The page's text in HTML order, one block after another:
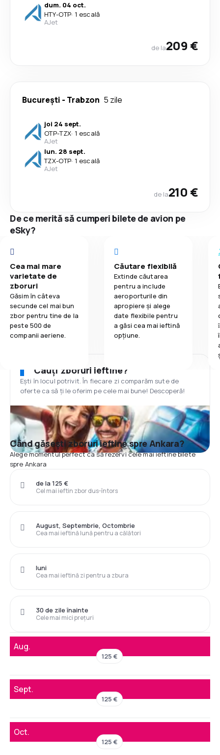
dum. 04 oct.
HTY-OTP· 1 escală
AJet
de la209 €
București - Trabzon 5 zile
joi 24 sept.
OTP-TZX· 1 escală
AJet
lun. 28 sept.
TZX-OTP· 1 escală
AJet
de la210 €
De ce merită să cumperi bilete de avion pe
eSky?
Cea mai mare
varietate de
zboruri
Găsim în câteva
secunde cel mai bun
zbor pentru tine de la
peste 500 de
companii aeriene.
Căutare flexibilă
Extinde căutarea
pentru a include
aeroporturile din
apropiere și alege
date flexibile pentru
a găsi cea mai ieftină
opțiune.
Cauți zboruri ieftine?
Ești în locul potrivit. În fiecare zi comparăm sute de
oferte ca să ți le oferim pe cele mai bune! Descoperă!
Când găsești zboruri ieftine spre Ankara?
Alege momentul perfect ca să rezervi cele mai ieftine bilete
spre Ankara
Cel mai ieftin zbor dus-întors
de la 125 €
Cea mai ieftină lună pentru a călători
August, Septembrie, Octombrie
Cea mai ieftină zi pentru a zbura
luni
Cele mai mici prețuri
30 de zile înainte
Aug.
125 €
Sept.
125 €
Oct.
125 €